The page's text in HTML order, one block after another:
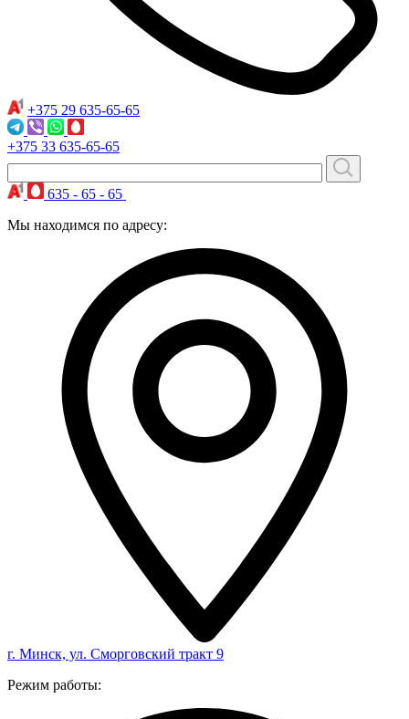
+375 29 635-65-65
+375 33 635-65-65
635 - 65 - 65
Мы находимся по адресу:
г. Минск, ул. Сморговский тракт 9
Режим работы: